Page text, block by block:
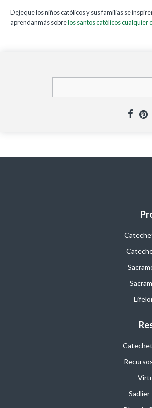
Dejeque los niños católicos y sus familias se
aprendanmás sobrelos santos católicos cualquier
Sadlier